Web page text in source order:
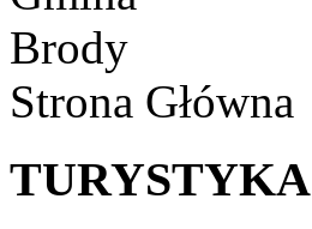
Strona Główna
TURYSTYKA